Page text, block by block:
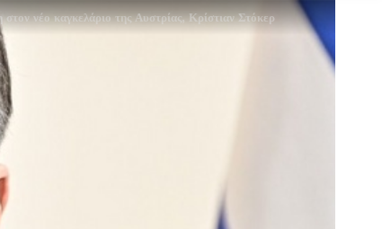
νέο καγκελάριο της Αυστρίας, Κρίστιαν Στόκερ